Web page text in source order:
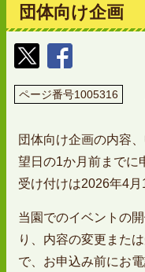
団体向け企画
ページ番号1005316
団体向け企画の内容
望日の1か月前までに
受け付けは2026年4月
当園でのイベントの
り、内容の変更また
で、お申込み前にお